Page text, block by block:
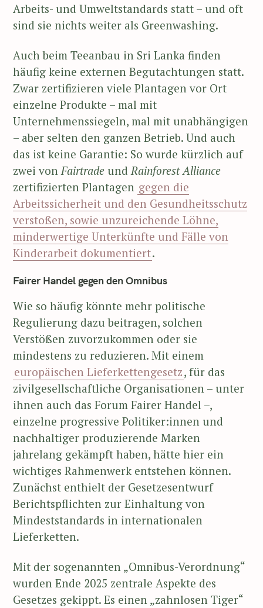
Arbeits- und Umweltstandards statt – und oft
sind sie nichts weiter als Greenwashing.
Auch beim Teeanbau in Sri Lanka finden
häufig keine externen Begutachtungen statt.
Zwar zertifizieren viele Plantagen vor Ort
einzelne Produkte – mal mit
Unternehmenssiegeln, mal mit unabhängigen
– aber selten den ganzen Betrieb. Und auch
das ist keine Garantie: So wurde kürzlich auf
zwei von Fairtrade und Rainforest Alliance
zertifizierten Plantagen gegen die
Arbeitssicherheit und den Gesundheitsschutz
verstoßen, sowie unzureichende Löhne,
minderwertige Unterkünfte und Fälle von
Kinderarbeit dokumentiert.
Fairer Handel gegen den Omnibus
Wie so häufig könnte mehr politische
Regulierung dazu beitragen, solchen
Verstößen zuvorzukommen oder sie
mindestens zu reduzieren. Mit einem
europäischen Lieferkettengesetz, für das
zivilgesellschaftliche Organisationen – unter
ihnen auch das Forum Fairer Handel –,
einzelne progressive Politiker:innen und
nachhaltiger produzierende Marken
jahrelang gekämpft haben, hätte hier ein
wichtiges Rahmenwerk entstehen können.
Zunächst enthielt der Gesetzesentwurf
Berichtspflichten zur Einhaltung von
Mindeststandards in internationalen
Lieferketten.
Mit der sogenannten „Omnibus-Verordnung“
wurden Ende 2025 zentrale Aspekte des
Gesetzes gekippt. Es einen „zahnlosen Tiger“